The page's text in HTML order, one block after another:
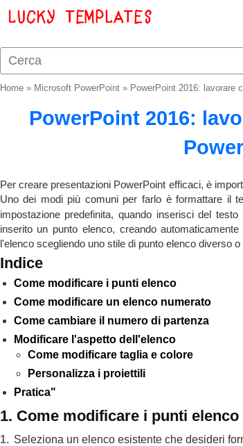
Home» Microsoft PowerPoint» PowerPoint 2016: lavorare
PowerPoint 2016:
Per creare presentazioni PowerPoint efficaci, è
Uno dei modi più comuni per farlo è formattare il
impostazione predefinita, quando inserisci del
inserito un punto elenco, creando
l'elenco scegliendo uno stile di punto elenco diverso
Indice
Come modificare i punti elenco
Come modificare un elenco numerato
Come cambiare il numero di partenza
Modificare l'aspetto dell'elenco
Come modificare taglia e colore
Personalizza i proiettili
Pratica"
1. Come modificare i punti elenco
Seleziona un elenco esistente che desideri